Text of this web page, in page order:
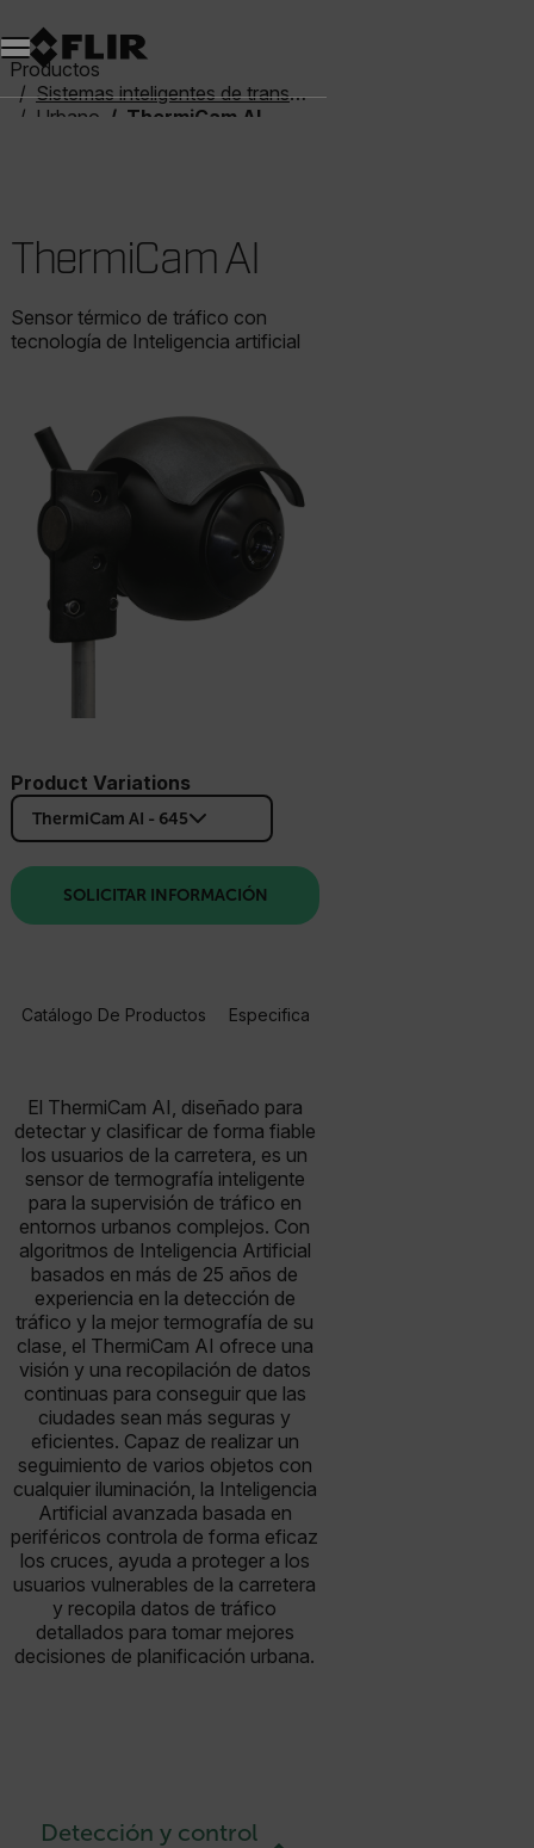
Unread messages
Modelo
Eliminar
artículos
artículo
Añadir al carro
Añadido al carro
Productos
Sistemas inteligentes de transporte
Urbano
ThermiCam AI
ThermiCam AI
Sensor térmico de tráfico con
tecnología de Inteligencia artificial
Product Variations
ThermiCam AI - 645
SOLICITAR INFORMACIÓN
Catálogo De Productos Especificaciones
El ThermiCam AI, diseñado para
detectar y clasificar de forma fiable
los usuarios de la carretera, es un
sensor de termografía inteligente
para la supervisión de tráfico en
entornos urbanos complejos. Con
algoritmos de Inteligencia Artificial
basados en más de 25 años de
experiencia en la detección de
tráfico y la mejor termografía de su
clase, el ThermiCam AI ofrece una
visión y una recopilación de datos
continuas para conseguir que las
ciudades sean más seguras y
eficientes. Capaz de realizar un
seguimiento de varios objetos con
cualquier iluminación, la Inteligencia
Artificial avanzada basada en
periféricos controla de forma eficaz
los cruces, ayuda a proteger a los
usuarios vulnerables de la carretera
y recopila datos de tráfico
detallados para tomar mejores
decisiones de planificación urbana.
Detección y control